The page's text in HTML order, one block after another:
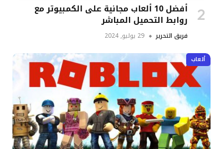
أفضل 10 ألعاب مجانية على الكمبيوتر مع
روابط التحميل المباشر
فريق التحرير 29 يوليو, 2024
ألعاب